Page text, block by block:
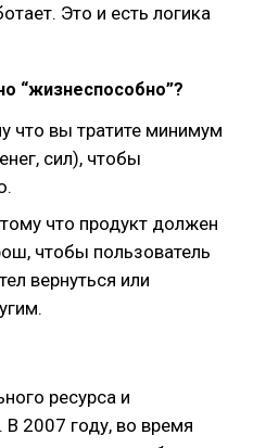
Это и есть логика
“жизнеспособно”?
что вы тратите минимум
сил), чтобы
что продукт должен
чтобы пользователь
вернуться или
ресурса и
2007 году, во время